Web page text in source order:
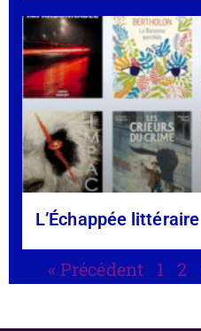
L’Échappée littéraire
« Précédent 1 2